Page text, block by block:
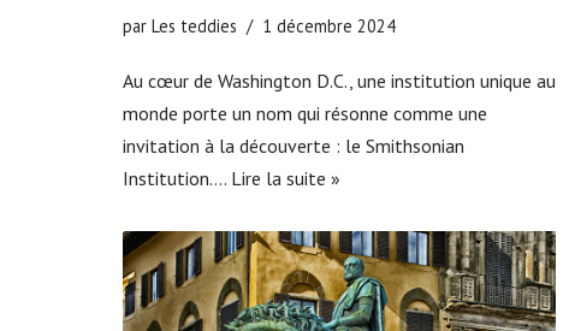
par Les teddies 1 décembre 2024
Au cœur de Washington D.C., une institution unique au
monde porte un nom qui résonne comme une
invitation à la découverte : le Smithsonian
Institution.… Lire la suite »